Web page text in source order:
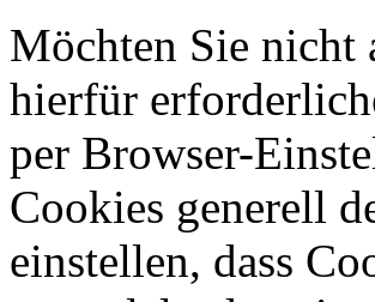
Möchten Sie nicht
hierfür
per Browser-
Cookies generell
einstellen, dass